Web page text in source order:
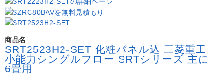
商品名
SRT2523H2-SET 化粧パネル込 三菱重工
小能力シングルフロー SRTシリーズ 主に
6畳用